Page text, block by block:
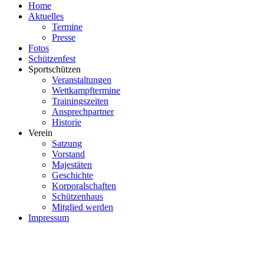
Home
Aktuelles
Termine
Presse
Fotos
Schützenfest
Sportschützen
Veranstaltungen
Wettkampftermine
Trainingszeiten
Ansprechpartner
Historie
Verein
Satzung
Vorstand
Majestäten
Geschichte
Korporalschaften
Schützenhaus
Mitglied werden
Impressum